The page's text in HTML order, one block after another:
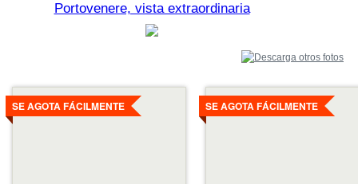
Portovenere, vista extraordinaria
SE AGOTA FÁCILMENTE
Ver
detalles SE AGOTA FÁCILMENTE
Ver
detalles